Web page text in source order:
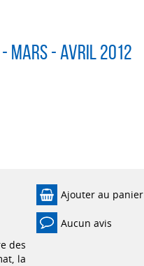
- mars - avril 2012
des
la
Ajouter au panier
Aucun avis